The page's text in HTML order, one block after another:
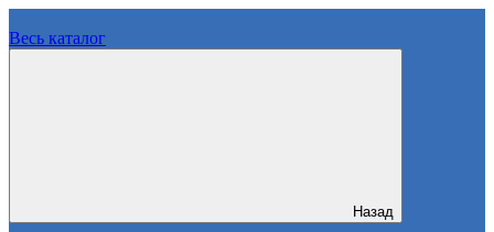
Весь каталог
Назад